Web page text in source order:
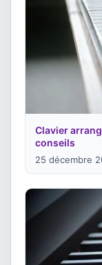
Clavier
conseils
25 décembre